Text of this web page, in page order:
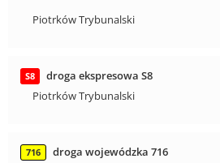
Piotrków Trybunalski
S8
droga ekspresowa S8
Piotrków Trybunalski
716
droga wojewódzka 716